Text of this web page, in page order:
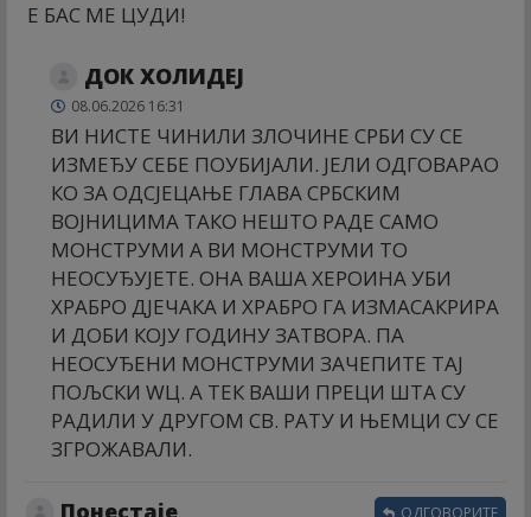
Е БАС МЕ ЦУДИ!
ДОК ХОЛИДЕЈ
08.06.2026 16:31
ВИ НИСТЕ ЧИНИЛИ ЗЛОЧИНЕ СРБИ СУ СЕ
ИЗМЕЂУ СЕБЕ ПОУБИЈАЛИ. ЈЕЛИ ОДГОВАРАО
КО ЗА ОДСЈЕЦАЊЕ ГЛАВА СРБСКИМ
ВОЈНИЦИМА ТАКО НЕШТО РАДЕ САМО
МОНСТРУМИ А ВИ МОНСТРУМИ ТО
НЕОСУЂУЈЕТЕ. ОНА ВАША ХЕРОИНА УБИ
ХРАБРО ДЈЕЧАКА И ХРАБРО ГА ИЗМАСАКРИРА
И ДОБИ КОЈУ ГОДИНУ ЗАТВОРА. ПА
НЕОСУЂЕНИ МОНСТРУМИ ЗАЧЕПИТЕ ТАЈ
ПОЉСКИ WЦ. А ТЕК ВАШИ ПРЕЦИ ШТА СУ
РАДИЛИ У ДРУГОМ СВ. РАТУ И ЊЕМЦИ СУ СЕ
ЗГРОЖАВАЛИ.